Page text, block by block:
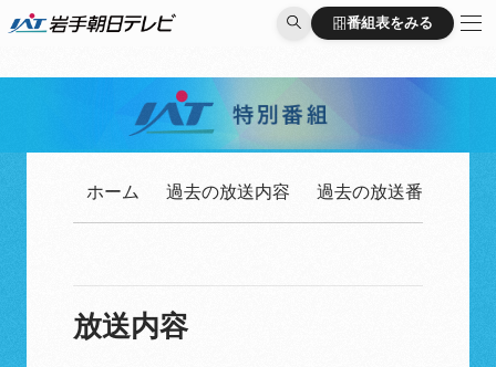
番組表をみる
番組表をみる
ホーム 過去の放送内容 過去の放送番組一覧
放送内容